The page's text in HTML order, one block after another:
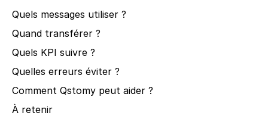
Quels messages utiliser ?
Quand transférer ?
Quels KPI suivre ?
Quelles erreurs éviter ?
Comment Qstomy peut aider ?
À retenir